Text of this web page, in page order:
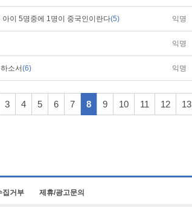
아이 5명중에 1명이 중국인이란다(5) 익명
익명
소서(6) 익명
3 4 5 6 7 8 9 10 11 12 13
집거부 제휴/광고문의